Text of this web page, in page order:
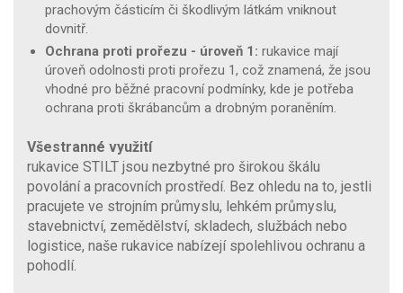
prachovým částicím či škodlivým látkám vniknout
dovnitř.
Ochrana proti prořezu - úroveň 1: rukavice mají
úroveň odolnosti proti prořezu 1, což znamená, že jsou
vhodné pro běžné pracovní podmínky, kde je potřeba
ochrana proti škrábancům a drobným poraněním.
Všestranné využití
rukavice STILT jsou nezbytné pro širokou škálu
povolání a pracovních prostředí. Bez ohledu na to, jestli
pracujete ve strojním průmyslu, lehkém průmyslu,
stavebnictví, zemědělství, skladech, službách nebo
logistice, naše rukavice nabízejí spolehlivou ochranu a
pohodlí.